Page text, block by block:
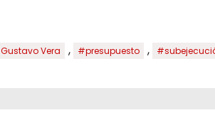
Vera , #presupuesto ,